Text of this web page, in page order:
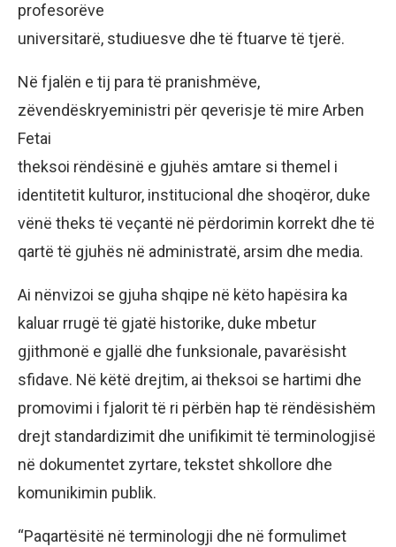
profesorëve
universitarë, studiuesve dhe të ftuarve të tjerë.
Në fjalën e tij para të pranishmëve,
zëvendëskryeministri për qeverisje të mire Arben
Fetai
theksoi rëndësinë e gjuhës amtare si themel i
identitetit kulturor, institucional dhe shoqëror, duke
vënë theks të veçantë në përdorimin korrekt dhe të
qartë të gjuhës në administratë, arsim dhe media.
Ai nënvizoi se gjuha shqipe në këto hapësira ka
kaluar rrugë të gjatë historike, duke mbetur
gjithmonë e gjallë dhe funksionale, pavarësisht
sfidave. Në këtë drejtim, ai theksoi se hartimi dhe
promovimi i fjalorit të ri përbën hap të rëndësishëm
drejt standardizimit dhe unifikimit të terminologjisë
në dokumentet zyrtare, tekstet shkollore dhe
komunikimin publik.
“Paqartësitë në terminologji dhe në formulimet